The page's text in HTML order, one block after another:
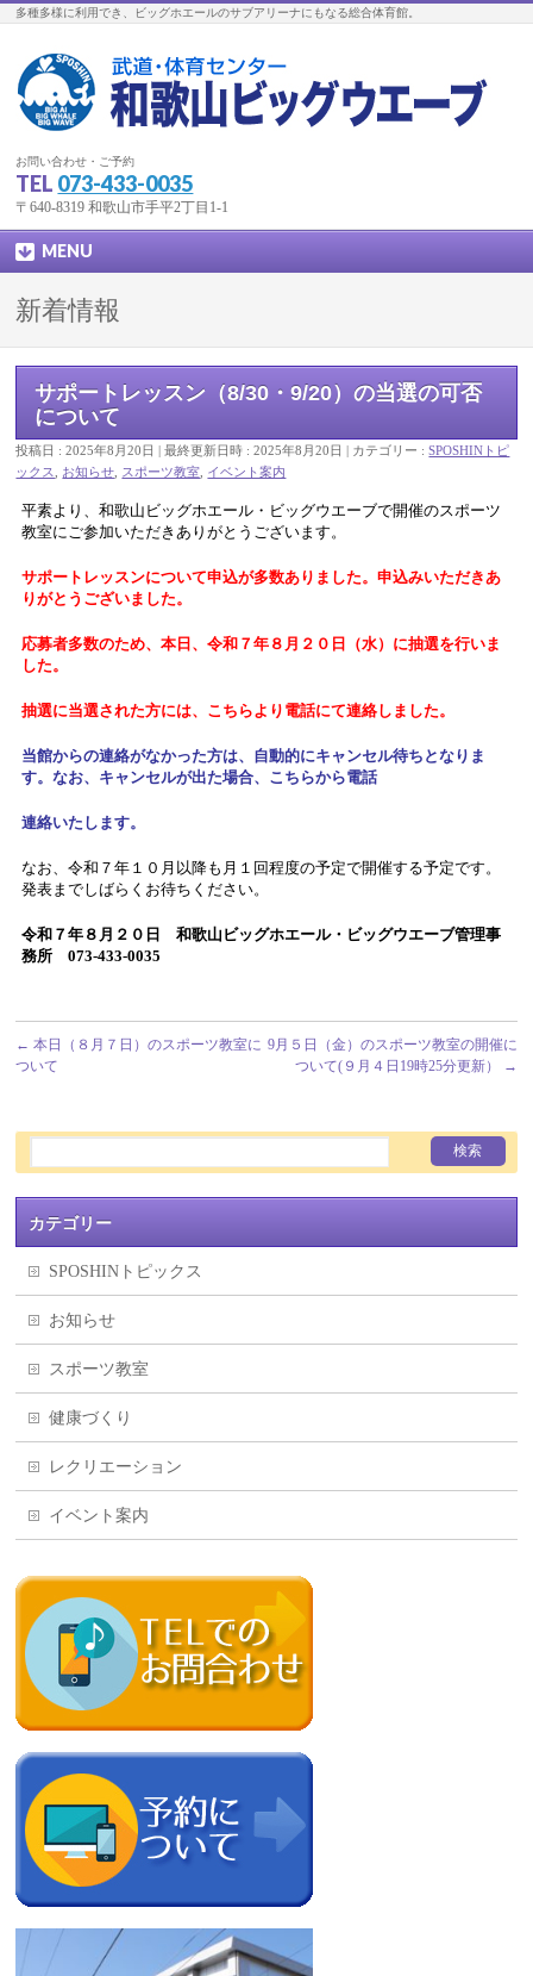
多種多様に利用でき、ビッグホエールのサブアリーナにもなる総合体育館。
お問い合わせ・ご予約
TEL 073-433-0035
〒640-8319 和歌山市手平2丁目1-1
MENU
新着情報
サポートレッスン（8/30・9/20）の当選の可否
について
投稿日 : 2025年8月20日 最終更新日時 : 2025年8月20日 カテゴリー :SPOSHINトピ
ックス
お知らせ スポーツ教室 イベント案内
平素より、和歌山ビッグホエール・ビッグウエーブで開催のスポーツ
教室にご参加いただきありがとうございます。
サポートレッスンについて申込が多数ありました。申込みいただきあ
りがとうございました。
応募者多数のため、本日、令和７年８月２０日（水）に抽選を行いま
した。
抽選に当選された方には、こちらより電話にて連絡しました。
当館からの連絡がなかった方は、自動的にキャンセル待ちとなりま
す。なお、キャンセルが出た場合、こちらから電話
連絡いたします。
なお、令和７年１０月以降も月１回程度の予定で開催する予定です。
発表までしばらくお待ちください。
令和７年８月２０日 和歌山ビッグホエール・ビッグウエーブ管理事
務所 073-433-0035
← 本日（８月７日）のスポーツ教室に
ついて
9月５日（金）のスポーツ教室の開催に
ついて(９月４日19時25分更新）
→
カテゴリー
SPOSHINトピックス
お知らせ
スポーツ教室
健康づくり
レクリエーション
イベント案内